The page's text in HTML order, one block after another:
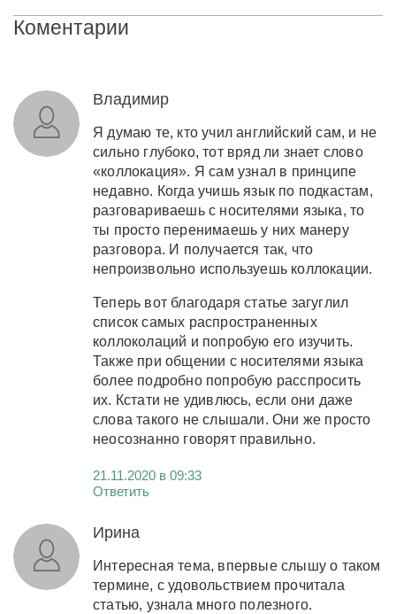
Коментарии
Владимир
Я думаю те, кто учил английский сам, и не
сильно глубоко, тот вряд ли знает слово
«коллокация». Я сам узнал в принципе
недавно. Когда учишь язык по подкастам,
разговариваешь с носителями языка, то
ты просто перенимаешь у них манеру
разговора. И получается так, что
непроизвольно используешь коллокации.
Теперь вот благодаря статье загуглил
список самых распространенных
коллоколаций и попробую его изучить.
Также при общении с носителями языка
более подробно попробую расспросить
их. Кстати не удивлюсь, если они даже
слова такого не слышали. Они же просто
неосознанно говорят правильно.
21.11.2020 в 09:33
Ответить
Ирина
Интересная тема, впервые слышу о таком
термине, с удовольствием прочитала
статью, узнала много полезного.